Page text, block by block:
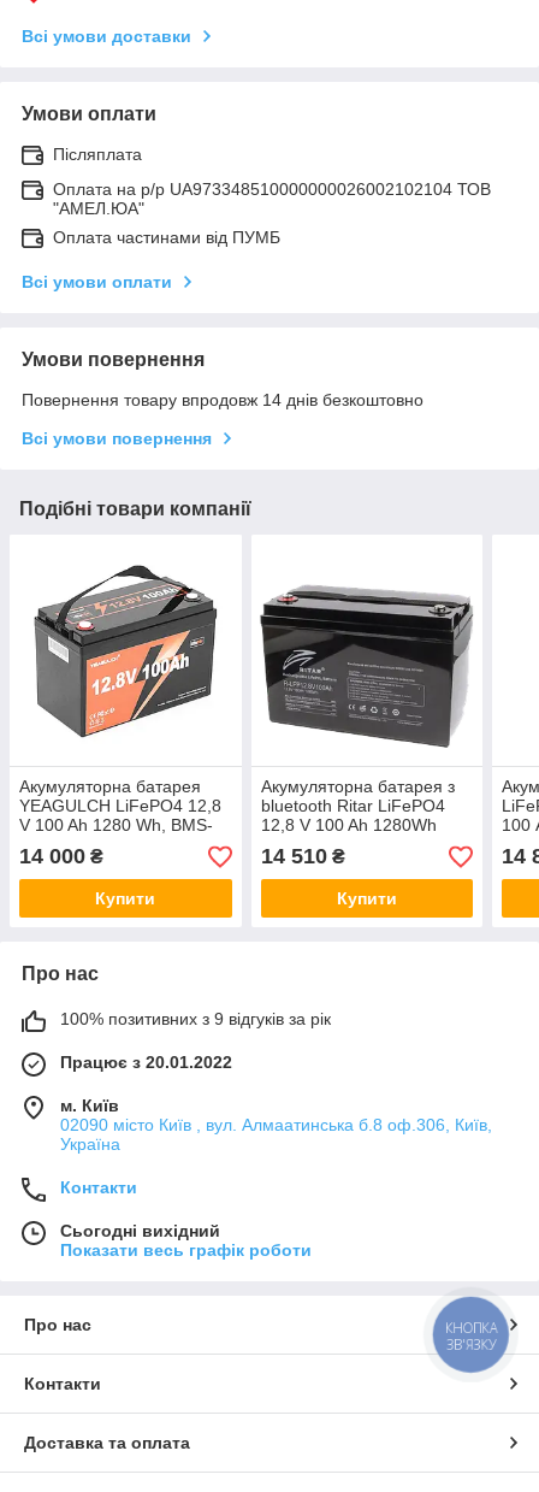
Всі умови доставки
Умови оплати
Післяплата
Оплата на р/р UA973348510000000026002102104 ТОВ
"АМЕЛ.ЮА"
Оплата частинами від ПУМБ
Всі умови оплати
Умови повернення
Повернення товару впродовж 14 днів безкоштовно
Всі умови повернення
Подібні товари компанії
Акумуляторна батарея
YEAGULCH LiFePO4 12,8
V 100 Ah 1280 Wh, BMS-
100A, (325 x 165 x 215),
M8, 10kg Q1
14 000 ₴
Купити
Акумуляторна батарея з
bluetooth Ritar LiFePO4
12,8 V 100 Ah 1280Wh
BMS50A@4S (330 х 172 х
214 мм), 13kg Q1
14 510₴
Купити
100
14
Про нас
100% позитивних з 9 відгуків за рік
Працює з 20.01.2022
м. Київ
02090 місто Київ , вул. Алмаатинська б.8 оф.306, Київ,
Україна
Контакти
Сьогодні вихідний
Показати весь графік роботи
Про нас
Контакти
Доставка та оплата
КНОПКА
ЗВ'ЯЗКУ